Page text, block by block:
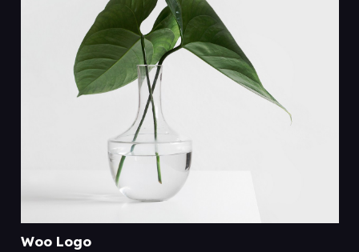
Woo Logo